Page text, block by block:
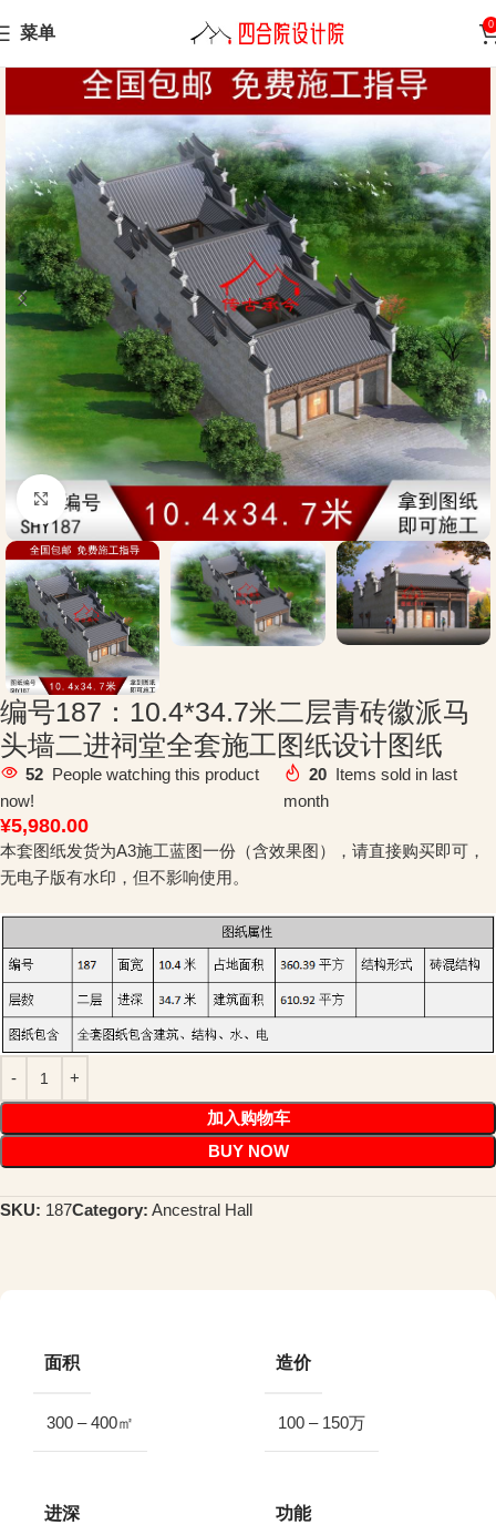
菜单 0
Home Ancestral Hall
Click to enlarge
编号187：10.4*34.7米二层青砖徽派马
头墙二进祠堂全套施工图纸设计图纸
52 People watching this product
now!
20 Items sold in last
month
¥5,980.00
本套图纸发货为A3施工蓝图一份（含效果图），请直接购买即可，
无电子版有水印，但不影响使用。
加入购物车
BUY NOW
SKU: 187Category: Ancestral Hall
面积
300 – 400㎡
造价
100 – 150万
进深 功能